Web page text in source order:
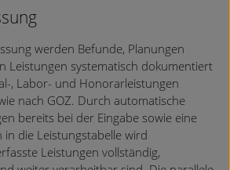
werden Befunde, Planungen
Leistungen systematisch dokumentiert
, Labor- und Honorarleistungen
nach GOZ. Durch automatische
bereits bei der Eingabe sowie eine
die Leistungstabelle wird
Leistungen vollständig,